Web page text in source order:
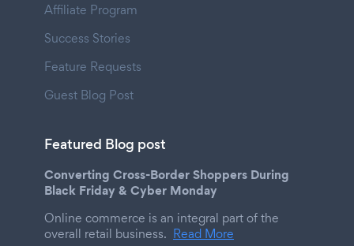
Affiliate Program
Success Stories
Feature Requests
Guest Blog Post
Featured Blog post
Converting Cross-Border Shoppers During
Black Friday & Cyber Monday
Online commerce is an integral part of the
overall retail business. Read More